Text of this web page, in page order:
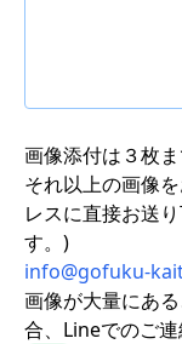
画像添付は３枚
それ以上の画像
レスに直接お送
す。)
info@gofuku-
画像が大量にあ
合、Lineでのご連